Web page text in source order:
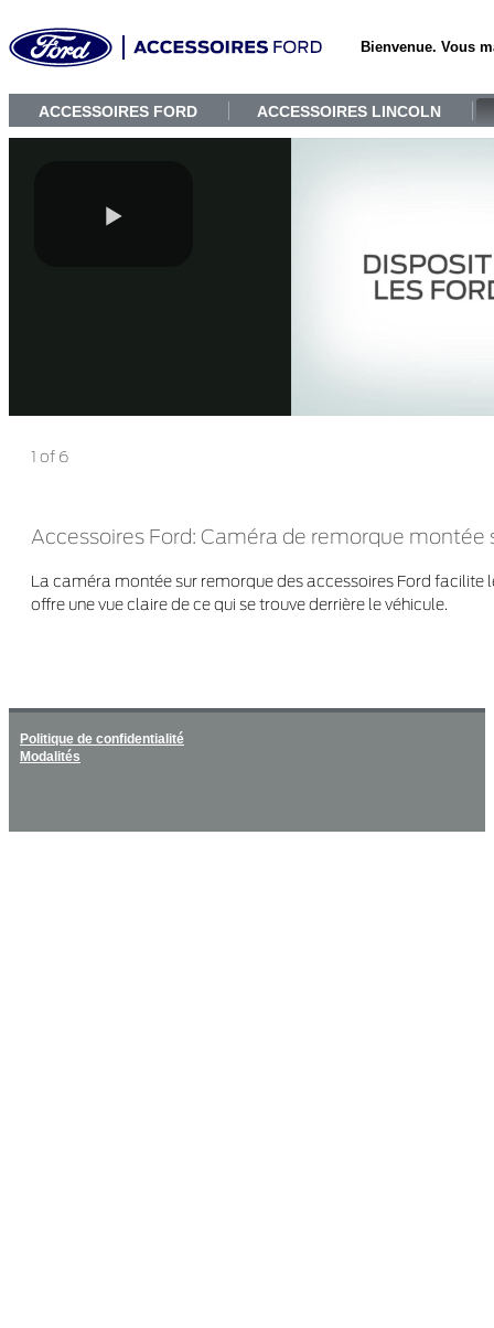
Bienvenue. Vous
ACCESSOIRES FORD ACCESSOIRES LINCOLN
Accessoires Ford: Caméra de remorque
1 of 6
La caméra montée sur remorque des accessoires Ford
offre une vue claire de ce qui se trouve derrière le véhicule.
Politique de confidentialité
Modalités